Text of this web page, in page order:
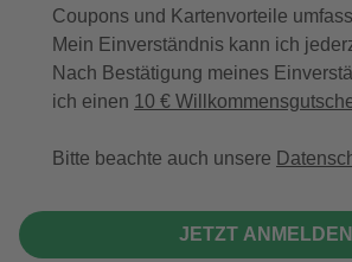
Coupons und Kartenvorteile
Mein Einverständnis kann ich
Nach Bestätigung meines
ich einen 10 €
Bitte beachte auch unsere
JETZT ANMELDEN